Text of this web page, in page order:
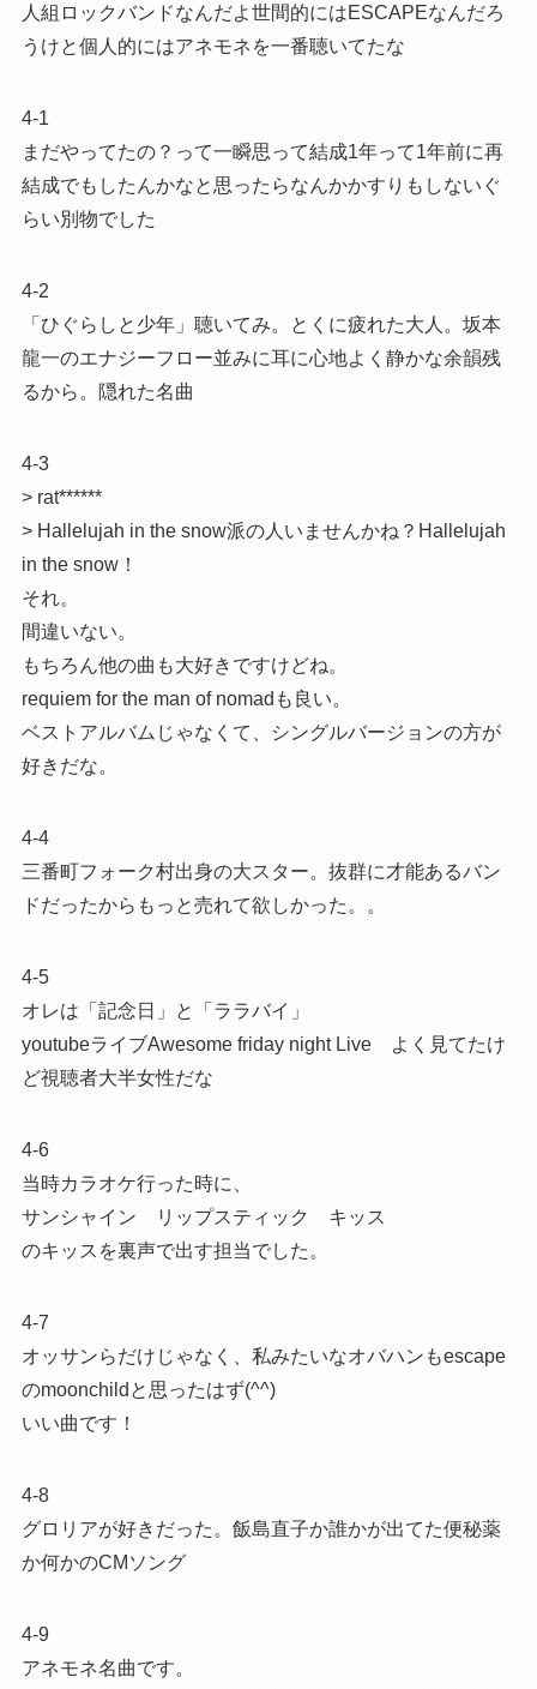
人組ロックバンドなんだよ世間的にはESCAPEなんだろ
うけと個人的にはアネモネを一番聴いてたな
4-1
まだやってたの？って一瞬思って結成1年って1年前に再
結成でもしたんかなと思ったらなんかかすりもしないぐ
らい別物でした
4-2
「ひぐらしと少年」聴いてみ。とくに疲れた大人。坂本
龍一のエナジーフロー並みに耳に心地よく静かな余韻残
るから。隠れた名曲
4-3
> rat******
> Hallelujah in the snow派の人いませんかね？Hallelujah
in the snow！
それ。
間違いない。
もちろん他の曲も大好きですけどね。
requiem for the man of nomadも良い。
ベストアルバムじゃなくて、シングルバージョンの方が
好きだな。
4-4
三番町フォーク村出身の大スター。抜群に才能あるバン
ドだったからもっと売れて欲しかった。。
4-5
オレは「記念日」と「ララバイ」
youtubeライブAwesome friday night Live よく見てたけ
ど視聴者大半女性だな
4-6
当時カラオケ行った時に、
サンシャイン リップスティック キッス
のキッスを裏声で出す担当でした。
4-7
オッサンらだけじゃなく、私みたいなオバハンもescape
のmoonchildと思ったはず(^^)
いい曲です！
4-8
グロリアが好きだった。飯島直子か誰かが出てた便秘薬
か何かのCMソング
4-9
アネモネ名曲です。